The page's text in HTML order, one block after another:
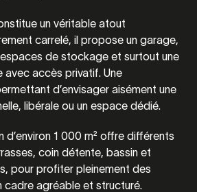
un véritable atout
carrelé, il propose un garage,
de stockage et surtout une
avec accès privatif. Une
d’envisager aisément une
libérale ou un espace dédié.
d’environ 1 000 m² offre différents
coin détente, bassin et
pour profiter pleinement des
cadre agréable et structuré.